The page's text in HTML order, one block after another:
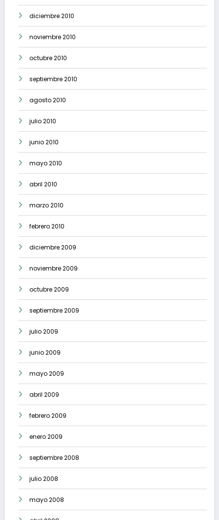
diciembre 2010
noviembre 2010
octubre 2010
septiembre 2010
agosto 2010
julio 2010
junio 2010
mayo 2010
abril 2010
marzo 2010
febrero 2010
diciembre 2009
noviembre 2009
octubre 2009
septiembre 2009
julio 2009
junio 2009
mayo 2009
abril 2009
febrero 2009
enero 2009
septiembre 2008
julio 2008
mayo 2008